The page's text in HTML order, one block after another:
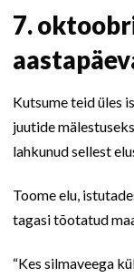
7.
Kutsume teid üles
juutide
lahkunud sellest
Toome elu,
tagasi tõotatud
“Kes silmaveega